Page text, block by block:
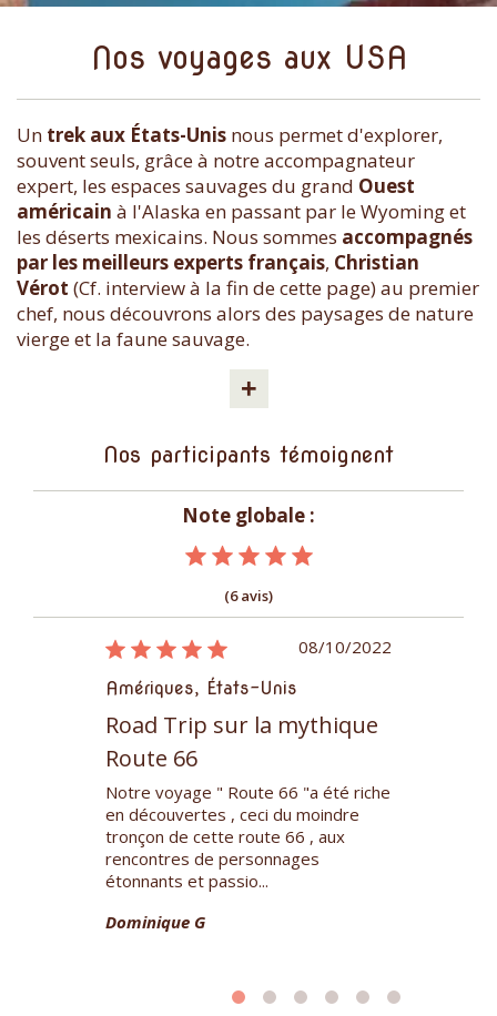
Nos voyages aux USA
Un trek aux États-Unis nous permet d'explorer,
souvent seuls, grâce à notre accompagnateur
expert, les espaces sauvages du grand Ouest
américain à l'Alaska en passant par le Wyoming et
les déserts mexicains. Nous sommes accompagnés
par les meilleurs experts français, Christian
Vérot (Cf. interview à la fin de cette page) au premier
chef, nous découvrons alors des paysages de nature
vierge et la faune sauvage.
+
Nos participants témoignent
Note globale :
(6 avis)
08/10/2022
Amériques, États-Unis
Road Trip sur la mythique
Route 66
Notre voyage " Route 66 "a été riche
en découvertes , ceci du moindre
tronçon de cette route 66 , aux
rencontres de personnages
étonnants et passio...
Dominique G